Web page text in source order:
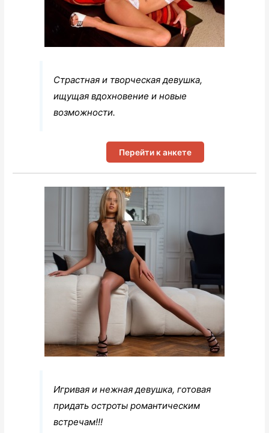
Страстная и творческая девушка,
ищущая вдохновение и новые
возможности.
Перейти к анкете
Игривая и нежная девушка, готовая
придать остроты романтическим
встречам!!!